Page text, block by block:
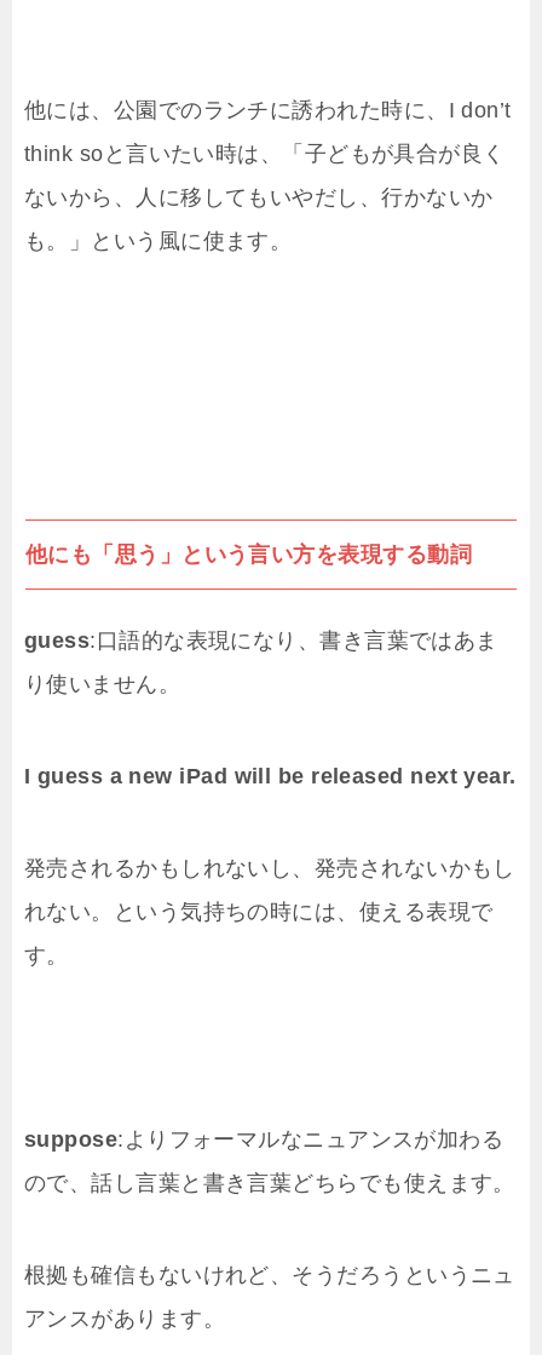
他には、公園でのランチに誘われた時に、I don’t
think soと言いたい時は、「子どもが具合が良く
ないから、人に移してもいやだし、行かないか
も。」という風に使ます。
他にも「思う」という言い方を表現する動詞
guess:口語的な表現になり、書き言葉ではあま
り使いません。
I guess a new iPad will be released next year.
発売されるかもしれないし、発売されないかもし
れない。という気持ちの時には、使える表現で
す。
suppose:よりフォーマルなニュアンスが加わる
ので、話し言葉と書き言葉どちらでも使えます。
根拠も確信もないけれど、そうだろうというニュ
アンスがあります。